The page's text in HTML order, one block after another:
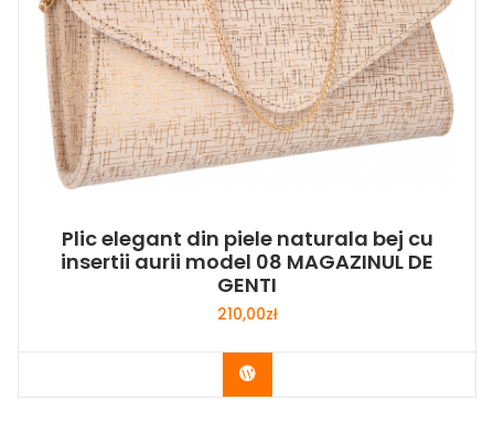
Plic elegant din piele naturala bej cu
insertii aurii model 08 MAGAZINUL DE
GENTI
210,00zł
Buy Now